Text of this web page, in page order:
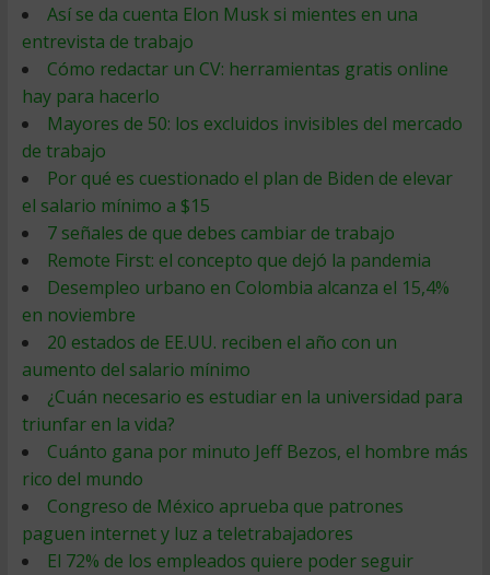
Así se da cuenta Elon Musk si mientes en una
entrevista de trabajo
Cómo redactar un CV: herramientas gratis online
hay para hacerlo
Mayores de 50: los excluidos invisibles del mercado
de trabajo
Por qué es cuestionado el plan de Biden de elevar
el salario mínimo a $15
7 señales de que debes cambiar de trabajo
Remote First: el concepto que dejó la pandemia
Desempleo urbano en Colombia alcanza el 15,4%
en noviembre
20 estados de EE.UU. reciben el año con un
aumento del salario mínimo
¿Cuán necesario es estudiar en la universidad para
triunfar en la vida?
Cuánto gana por minuto Jeff Bezos, el hombre más
rico del mundo
Congreso de México aprueba que patrones
paguen internet y luz a teletrabajadores
El 72% de los empleados quiere poder seguir